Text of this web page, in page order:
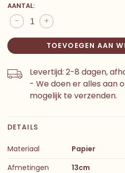
AANTAL:
+
-
TOEVOEGEN AAN
Levertijd: 2-8 dagen,
- We doen er alles aan
mogelijk te verzenden.
DETAILS
Materiaal
Papier
Afmetingen
13cm